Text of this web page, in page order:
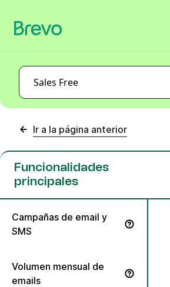
Gratis
Ir a la página anterior
Funcionalidades
principales
Campañas de email y
SMS
Volumen mensual de
emails
Sales Free